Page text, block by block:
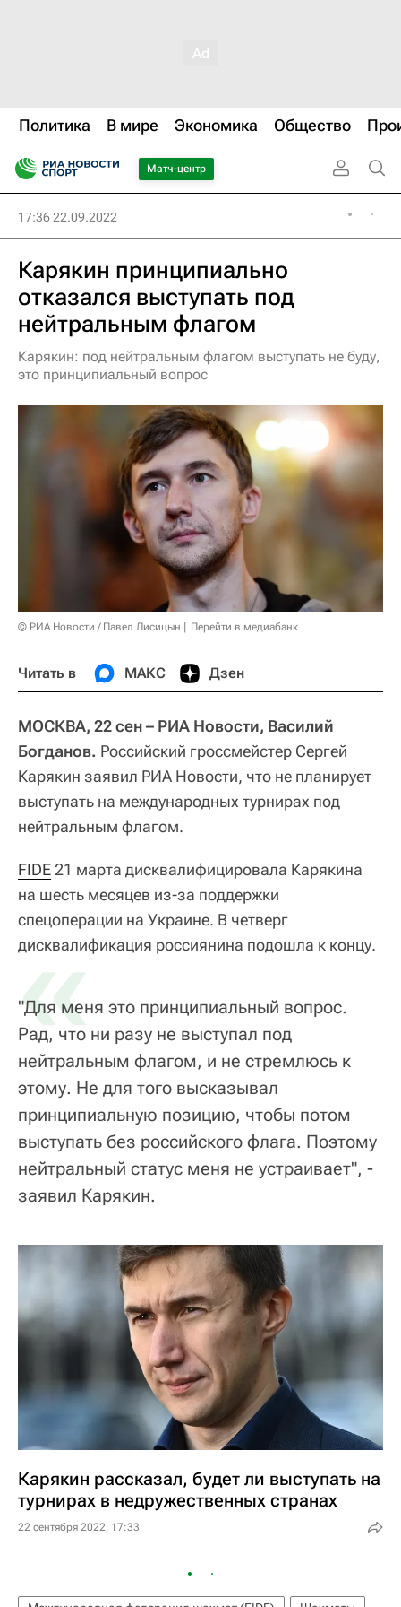
Политика В мире Экономика Общество
Матч-центр
17:36 22.09.2022
Карякин принципиально
отказался выступать под
нейтральным флагом
Карякин: под нейтральным флагом выступать не буду,
это принципиальный вопрос
© РИА Новости / Павел Лисицын Перейти в медиабанк
Читать в МАКС Дзен
МОСКВА, 22 сен – РИА Новости, Василий
Богданов. Российский гроссмейстер Сергей
Карякин заявил РИА Новости, что не планирует
выступать на международных турнирах под
нейтральным флагом.
FIDE 21 марта дисквалифицировала Карякина
на шесть месяцев из-за поддержки
спецоперации на Украине. В четверг
дисквалификация россиянина подошла к концу.
«
"Для меня это принципиальный вопрос.
Рад, что ни разу не выступал под
нейтральным флагом, и не стремлюсь к
этому. Не для того высказывал
принципиальную позицию, чтобы потом
выступать без российского флага. Поэтому
нейтральный статус меня не устраивает", -
заявил Карякин.
Карякин рассказал, будет ли выступать на
турнирах в недружественных странах
22 сентября 2022, 17:33